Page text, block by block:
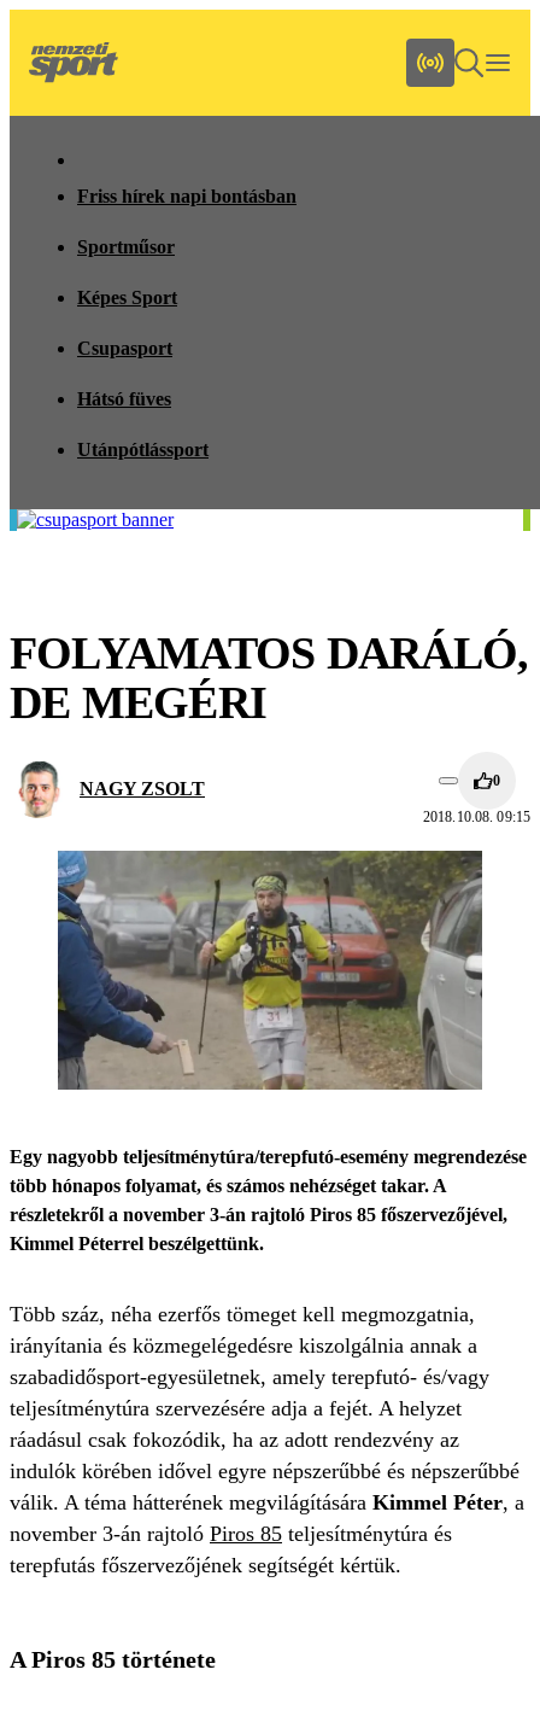
Friss hírek napi bontásban
Sportműsor
Képes Sport
Csupasport
Hátsó füves
Utánpótlássport
FOLYAMATOS DARÁLÓ,
DE MEGÉRI
NAGY ZSOLT 0
2018.10.08. 09:15
Egy nagyobb teljesítménytúra/terepfutó-esemény megrendezése
több hónapos folyamat, és számos nehézséget takar. A
részletekről a november 3-án rajtoló Piros 85 főszervezőjével,
Kimmel Péterrel beszélgettünk.
Több száz, néha ezerfős tömeget kell megmozgatnia,
irányítania és közmegelégedésre kiszolgálnia annak a
szabadidősport-egyesületnek, amely terepfutó- és/vagy
teljesítménytúra szervezésére adja a fejét. A helyzet
ráadásul csak fokozódik, ha az adott rendezvény az
indulók körében idővel egyre népszerűbbé és népszerűbbé
válik. A téma hátterének megvilágítására Kimmel Péter, a
november 3-án rajtoló Piros 85 teljesítménytúra és
terepfutás főszervezőjének segítségét kértük.
A Piros 85 története